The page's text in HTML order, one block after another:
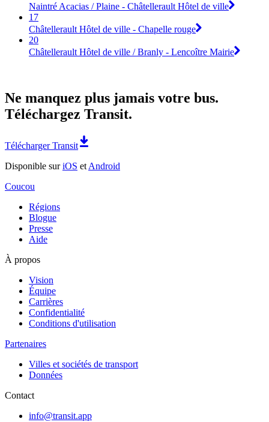
Naintré Acacias / Plaine - Châtellerault Hôtel de ville
17
Châtellerault Hôtel de ville - Chapelle rouge
20
Châtellerault Hôtel de ville / Branly - Lencoître Mairie
Ne manquez plus jamais votre bus.
Téléchargez Transit.
Télécharger Transit
Disponible suriOS et Android
Coucou
Régions
Blogue
Presse
Aide
À propos
Vision
Équipe
Carrières
Confidentialité
Conditions d'utilisation
Partenaires
Villes et sociétés de transport
Données
Contact
info@transit.app